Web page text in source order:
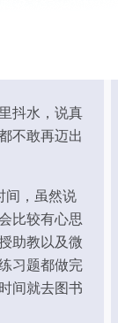
抖水，说真
不敢再迈出
间，虽然说
比较有心思
助教以及微
习题都做完
间就去图书